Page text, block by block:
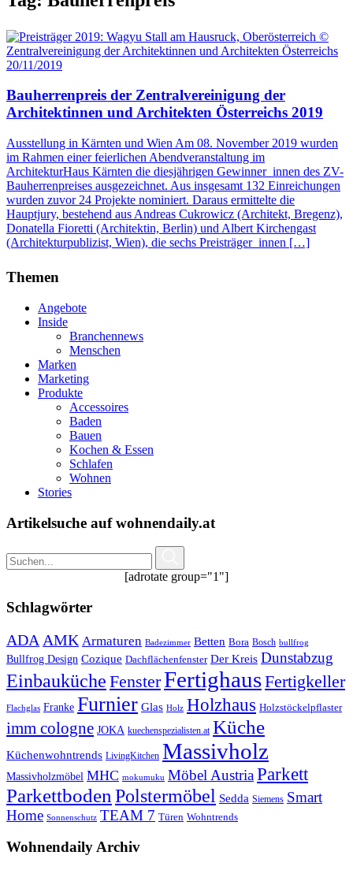
20/11/2019
Bauherrenpreis der Zentralvereinigung der
Architektinnen und Architekten Österreichs 2019
Ausstellung in Kärnten und Wien Am 08. November 2019 wurden
im Rahmen einer feierlichen Abendveranstaltung im
ArchitekturHaus Kärnten die diesjährigen Gewinner_innen des ZV-
Bauherrenpreises ausgezeichnet. Aus insgesamt 132 Einreichungen
wurden zuvor 24 Projekte nominiert. Daraus ermittelte die
Hauptjury, bestehend aus Andreas Cukrowicz (Architekt, Bregenz),
Donatella Fioretti (Architektin, Berlin) und Albert Kirchengast
(Architekturpublizist, Wien), die sechs Preisträger_innen […]
Themen
Angebote
Inside
Branchennews
Menschen
Marken
Marketing
Produkte
Accessoires
Baden
Bauen
Kochen & Essen
Schlafen
Wohnen
Stories
Artikelsuche auf wohnendaily.at
[adrotate group="1"]
Schlagwörter
ADA AMK Armaturen Badezimmer Betten Bora Bosch bullfrog
Bullfrog Design Cozique Dachflächenfenster Der Kreis Dunstabzug
Einbauküche FensterFertighausFertigkeller
Flachglas Franke Furnier Glas Holz Holzhaus Holzstöckelpflaster
imm cologne JOKA kuechenspezialisten.at Küche
Küchenwohntrends LivingKitchen Massivholz
Massivholzmöbel MHC mokumuku Möbel AustriaParkett
Parkettboden Polstermöbel Sedda Siemens Smart
Home Sonnenschutz TEAM 7 Türen Wohntrends
Wohnendaily Archiv